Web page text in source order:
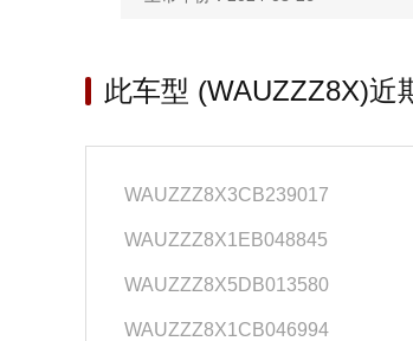
此车型 (WAUZZZ8X)近
WAUZZZ8X3CB239017
WAUZZZ8X1EB048845
WAUZZZ8X5DB013580
WAUZZZ8X1CB046994